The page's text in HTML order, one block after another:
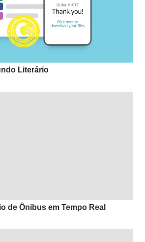
Literário
de Ônibus em Tempo Real